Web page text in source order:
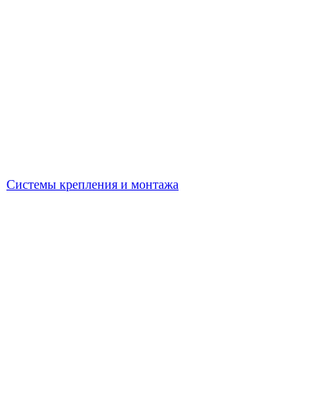
Системы крепления и монтажа